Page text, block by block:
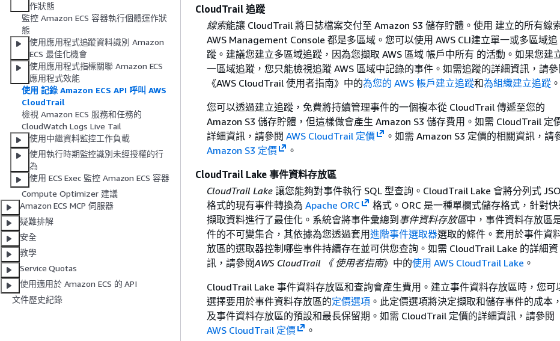
作狀態
監控 Amazon ECS 容器執行個體運作狀
態
使用應用程式追蹤資料識別 Amazon
ECS 最佳化機會
使用應用程式指標關聯 Amazon ECS
應用程式效能
使用 記錄 Amazon ECS API 呼叫 AWS
CloudTrail
檢視 Amazon ECS 服務和任務的
CloudWatch Logs Live Tail
使用中繼資料監控工作負載
使用執行時期監控識別未經授權的行
為
使用 ECS Exec 監控 Amazon ECS 容器
Compute Optimizer 建議
Amazon ECS MCP 伺服器
疑難排解
安全
教學
Service Quotas
使用適用於 Amazon ECS 的 API
文件歷史紀錄
CloudTrail 追蹤
線索能讓 CloudTrail 將日誌檔案交付至 Amazon S3 儲存貯體。使用 建立的所有線
AWS Management Console 都是多區域。您可以使用 AWS CLI建立單一或多區域追
蹤。建議您建立多區域追蹤，因為您擷取 AWS 區域 帳戶中所有 的活動。如果您建
一區域追蹤，您只能檢視追蹤 AWS 區域中記錄的事件。如需追蹤的詳細資訊，請參
《AWS CloudTrail 使用者指南》 中的為您的 AWS 帳戶建立追蹤和為組織建立追蹤。
您可以透過建立追蹤，免費將持續管理事件的一個複本從 CloudTrail 傳遞至您的
Amazon S3 儲存貯體，但這樣做會產生 Amazon S3 儲存費用。如需 CloudTrail 定
詳細資訊，請參閱 AWS CloudTrail 定價
。如需 Amazon S3 定價的相關資訊，請
Amazon S3 定價
。
CloudTrail Lake 事件資料存放區
CloudTrail Lake讓您能夠對事件執行 SQL 型查詢。CloudTrail Lake 會將分列式
格式的現有事件轉換為 Apache ORC
格式。ORC 是一種單欄式儲存格式，針對
擷取資料進行了最佳化。系統會將事件彙總到 事件資料存放區中，事件資料存放區
件的不可變集合，其依據為您透過套用進階事件選取器選取的條件。套用於事件資
放區的選取器控制哪些事件持續存在並可供您查詢。如需 CloudTrail Lake 的詳細資
訊，請參閱AWS CloudTrail 《 使用者指南》中的使用 AWS CloudTrail Lake 。
CloudTrail Lake 事件資料存放區和查詢會產生費用。建立事件資料存放區時，您可
選擇要用於事件資料存放區的定價選項。此定價選項將決定擷取和儲存事件的成本
及事件資料存放區的預設和最長保留期。如需 CloudTrail 定價的詳細資訊，請參閱
AWS CloudTrail 定價
。